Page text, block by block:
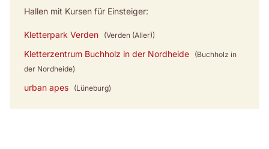
Hallen mit Kursen für Einsteiger:
Kletterpark Verden (Verden (Aller))
Kletterzentrum Buchholz in der Nordheide
(Buchholz in
der Nordheide)
urban apes (Lüneburg)